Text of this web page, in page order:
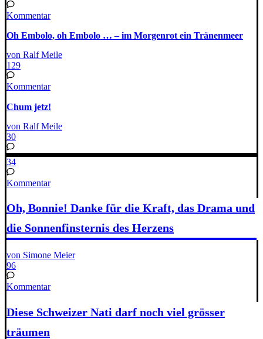
Kommentar
Oh Embolo, oh Embolo … – im Morgenrot ein Tränenmeer
von Ralf Meile
129
Kommentar
Chum jetz!
von Ralf Meile
30
34
Kommentar
Oh, Bonnie! Danke für die Kraft, das Drama und
die Sonnenfinsternis des Herzens
von Simone Meier
96
Kommentar
Diese Schweizer Nati darf noch viel grösser
träumen